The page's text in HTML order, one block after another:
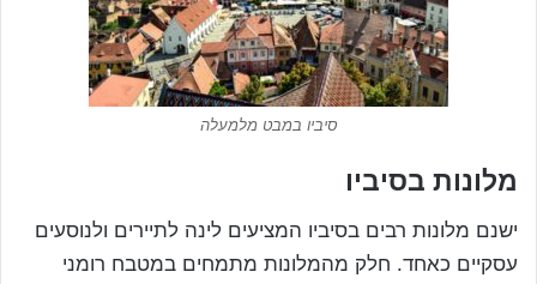
סיביו במבט מלמעלה
מלונות בסיביו
ישנם מלונות רבים בסיביו המציעים לינה לתיירים ולנוסעים
עסקיים כאחד. חלק מהמלונות מתמחים במטבח רומני